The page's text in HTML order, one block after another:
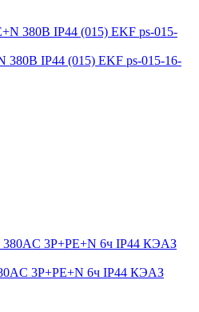
380В IP44 (015) EKF ps-015-16-
3P+PE+N 6ч IP44 КЭАЗ